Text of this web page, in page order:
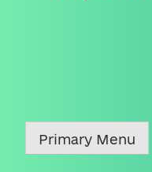
Primary Menu